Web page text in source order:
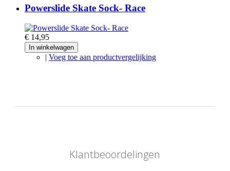
Powerslide Skate Sock- Race
€ 14,95
In winkelwagen
| Voeg toe aan productvergelijking
Klantbeoordelingen